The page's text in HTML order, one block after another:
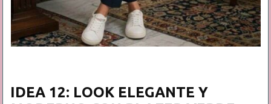
IDEA 12: LOOK ELEGANTE Y